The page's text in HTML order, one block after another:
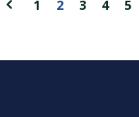
1 2 3 4 5